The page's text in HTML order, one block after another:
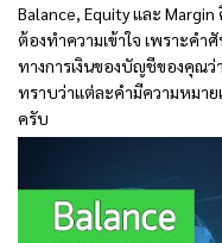
Balance, Equityและ Margin
ต้องทำความเข้าใจ เพราะค
ทางการเงินของบัญชีของคุณ
ทราบว่าแต่ละคำมีความหมาย
ครับ